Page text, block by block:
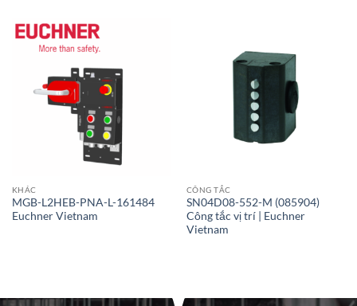
KHÁC
MGB-L2HEB-PNA-L-161484
Euchner Vietnam
CÔNG TẮC
SN04D08-552-M (085904)
Công tắc vị trí | Euchner
Vietnam